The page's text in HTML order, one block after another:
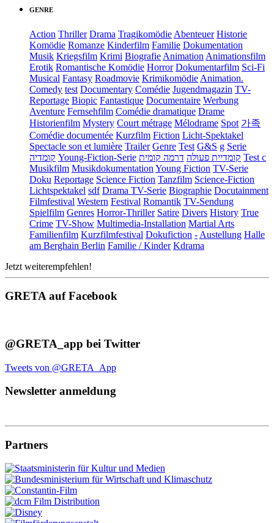
GENRE
Action Thriller Drama Tragikomödie Abenteuer Historie
Komödie Romanze Kinderfilm Familie Dokumentation
Musik Kriegsfilm Krimi Biografie Animation Animationsfilm
Erotik Romantische Komödie Horror Dokumentarfilm Sci-Fi
Musical Fantasy Roadmovie Krimikomödie Animation.
Comedy test Documentary Comédie Jugendmagazin TV-
Reportage Biopic Fantastique Documentaire Werbung
Aventure Fernsehfilm Comédie dramatique Drame
Historienfilm Mystery Court métrage Mélodrame Spot 가족
Comédie documentée Kurzfilm Fiction Licht-Spektakel
Spectacle son et lumière Trailer Genre Test G&S g Serie
קומדיה Young-Fiction-Serie קומדיית פעולה דרמה קומית
Test c
Musikfilm Musikdokumentation Young Fiction TV-Serie
Doku Reportage Science Fiction Tanzfilm Science-Fiction
Lichtspektakel sdf Drama TV-Serie Biographie Docutainment
Filmfestival Western Festival Romantik TV-Sendung
Spielfilm Genres Horror-Thriller Satire Divers History True
Crime TV-Show Multimedia-Installation Martial Arts
Familienfilm Kurzfilmfestival Dokufiction - Austellung Halle
am Berghain Berlin Familie / Kinder Kdrama
Jetzt weiterempfehlen!
GRETA auf Facebook
@GRETA_app bei Twitter
Tweets von @GRETA_App
Newsletter anmeldung
Partners